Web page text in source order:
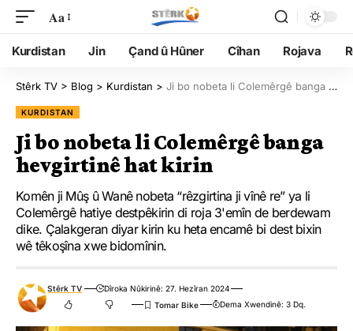
Aa
Kurdistan Jin Çand û Hûner Cîhan Rojava
Stêrk TV > Blog > Kurdistan > Ji bo nobeta li Colemêrgê banga hevgirtinê hat kirin
KURDISTAN
Ji bo nobeta li Colemêrgê banga
hevgirtinê hat kirin
Komên ji Mûş û Wanê nobeta “rêzgirtina ji vînê re” ya li
Colemêrgê hatiye destpêkirin di roja 3'emîn de berdewam
dike. Çalakgeran diyar kirin ku heta encamê bi dest bixin
wê têkoşîna xwe bidomînin.
Stêrk TV
Dîroka Nûkirinê: 27. Hezîran 2024
Dema Xwendinê: 3 Dq.